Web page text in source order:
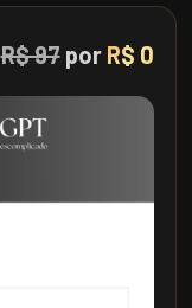
R$ 97por R$ 0